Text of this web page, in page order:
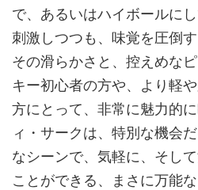
で、あるいはハイボールに
刺激しつつも、味覚を圧倒
その滑らかさと、控えめな
キー初心者の方や、より軽
方にとって、非常に魅力的
ィ・サークは、特別な機会
なシーンで、気軽に、そし
ことができる、まさに万能